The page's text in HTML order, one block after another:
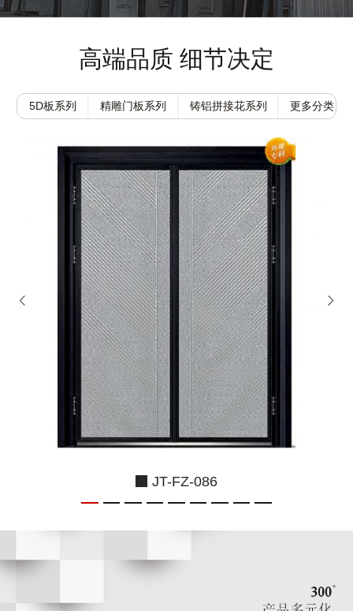
高端品质 细节决定
5D板系列 精雕门板系列 铸铝拼接花系列 更多分类
JT-FZ-086